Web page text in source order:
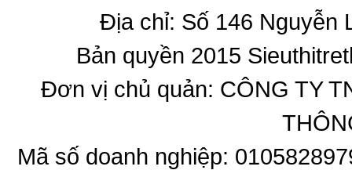
Địa chỉ: Số 146 Nguyễn
Bản quyền 2015
Đơn vị chủ quản: CÔNG TY
Mã số doanh nghiệp: